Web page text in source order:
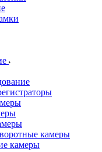
камеры
камеры